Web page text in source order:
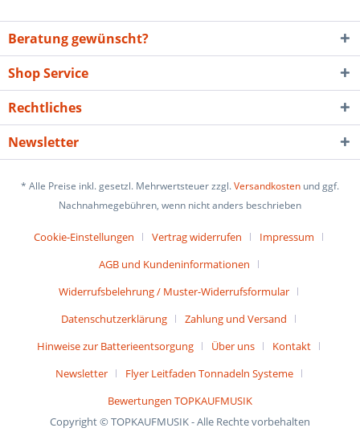
Beratung gewünscht?
Shop Service
Rechtliches
Newsletter
* Alle Preise inkl. gesetzl. Mehrwertsteuer zzgl.Versandkosten und ggf.
Nachnahmegebühren, wenn nicht anders beschrieben
Cookie-Einstellungen Vertrag widerrufen
Impressum
AGB und Kundeninformationen
Widerrufsbelehrung / Muster-Widerrufsformular
Datenschutzerklärung
Zahlung und Versand
Hinweise zur Batterieentsorgung
Über uns
Kontakt
Newsletter
Flyer Leitfaden Tonnadeln Systeme
Bewertungen TOPKAUFMUSIK
Copyright © TOPKAUFMUSIK - Alle Rechte vorbehalten